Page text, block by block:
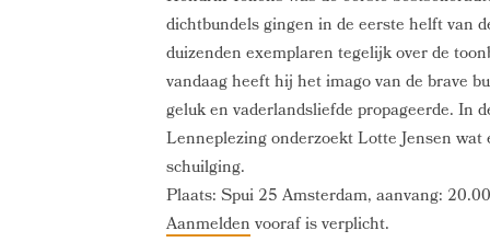
dichtbundels gingen in de eerste helft van
duizenden exemplaren tegelijk over de
vandaag heeft hij het imago van de brave
geluk en vaderlandsliefde propageerde. In
Lenneplezing onderzoekt Lotte Jensen
schuilging.
Plaats: Spui 25 Amsterdam, aanvang:
Aanmeldenvooraf is verplicht.